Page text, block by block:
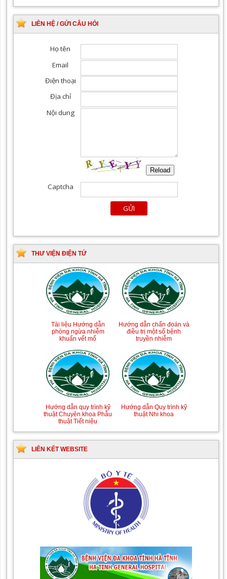
LIÊN HỆ / GỬI CÂU HỎI
THƯ VIỆN ĐIỆN TỬ
Tài liệu Hướng dẫn
phòng ngừa nhiễm
khuẩn vết mổ
Hướng dẫn chẩn đoán và
điều trị một số bệnh
truyền nhiễm
Hướng dẫn quy trình kỹ
thuật Chuyên khoa Phẫu
thuật Tiết niệu
Hướng dẫn Quy trình kỹ
thuật Nhi khoa
LIÊN KẾT WEBSITE